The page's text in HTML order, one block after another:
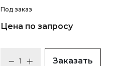
Под заказ
Цена по запросу
Заказать